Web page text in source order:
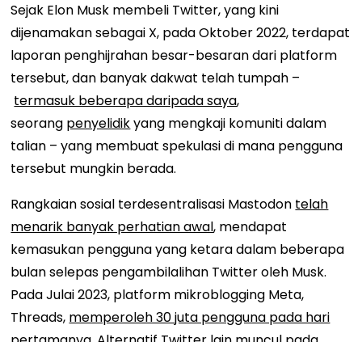
Sejak Elon Musk membeli Twitter, yang kini
dijenamakan sebagai X, pada Oktober 2022, terdapat
laporan penghijrahan besar-besaran dari platform
tersebut, dan banyak dakwat telah tumpah –
termasuk beberapa daripada saya,
seorang penyelidikyang mengkaji komuniti dalam
talian – yang membuat spekulasi di mana pengguna
tersebut mungkin berada.
Rangkaian sosial terdesentralisasi Mastodon telah
menarik banyak perhatian awal, mendapat
kemasukan pengguna yang ketara dalam beberapa
bulan selepas pengambilalihan Twitter oleh Musk.
Pada Julai 2023, platform mikroblogging Meta,
Threads, memperoleh 30 juta pengguna pada hari